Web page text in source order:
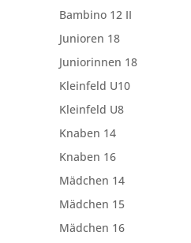
Bambino 12 II
Junioren 18
Juniorinnen 18
Kleinfeld U10
Kleinfeld U8
Knaben 14
Knaben 16
Mädchen 14
Mädchen 15
Mädchen 16